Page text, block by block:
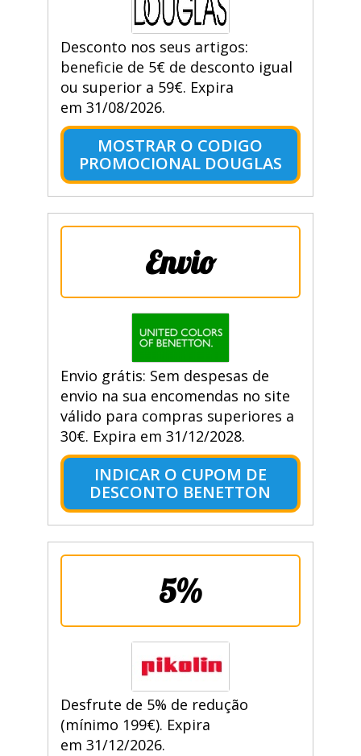
Desconto nos seus artigos:
beneficie de 5€ de desconto igual
ou superior a 59€. Expira
em 31/08/2026.
MOSTRAR O CODIGO
PROMOCIONAL DOUGLAS
Envio
Envio grátis: Sem despesas de
envio na sua encomendas no site
válido para compras superiores a
30€. Expira em 31/12/2028.
INDICAR O CUPOM DE
DESCONTO BENETTON
5%
Desfrute de 5% de redução
(mínimo 199€). Expira
em 31/12/2026.